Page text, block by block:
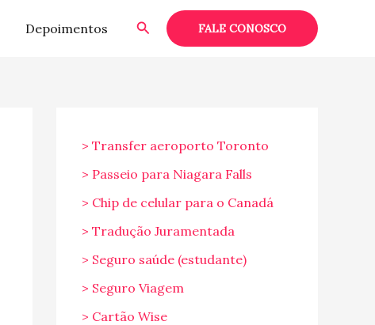
Depoimentos PesquisarFALE CONOSCO
> Transfer aeroporto Toronto
> Passeio para Niagara Falls
> Chip de celular para o Canadá
> Tradução Juramentada
> Seguro saúde (estudante)
> Seguro Viagem
> Cartão Wise